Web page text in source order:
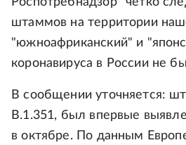
штаммов на территории
"южноафриканский" и
коронавируса в России не
В сообщении уточняется:
B.1.351, был впервые
в октябре. По данным